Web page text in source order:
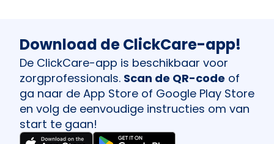
Download de ClickCare-app!
De ClickCare-app is beschikbaar voor
zorgprofessionals. Scan de QR-code of
ga naar de App Store of Google Play Store
en volg de eenvoudige instructies om van
start te gaan!